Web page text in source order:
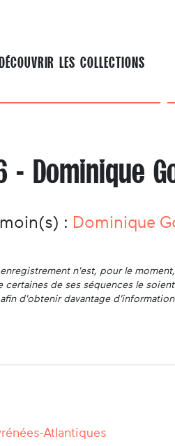
DÉCOUVRIR LES COLLECTIONS
- Dominique
: Dominique
n'est, pour le
certaines de ses séquences le
afin d'obtenir davantage
Atlantiques